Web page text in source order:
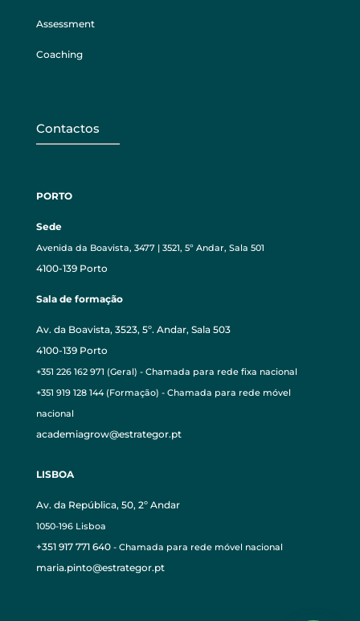
Assessment
Coaching
Contactos
PORTO
Sede
Avenida da Boavista, 3477 | 3521, 5º Andar, Sala 501
4100-139 Porto
Sala de formação
Av. da Boavista, 3523, 5º. Andar, Sala 503
4100-139 Porto
+351 226 162 971 (Geral) - Chamada para rede fixa nacional
+351 919 128 144 (Formação) - Chamada para rede móvel
nacional
academiagrow@estrategor.pt
LISBOA
Av. da República, 50, 2º Andar
1050-196 Lisboa
+351 917 771 640- Chamada para rede móvel nacional
maria.pinto@estrategor.pt